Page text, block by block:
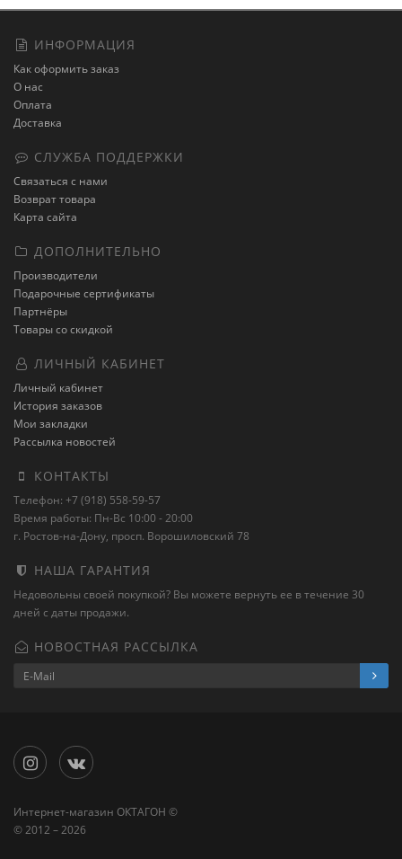
ИНФОРМАЦИЯ
Как оформить заказ
О нас
Оплата
Доставка
СЛУЖБА ПОДДЕРЖКИ
Связаться с нами
Возврат товара
Карта сайта
ДОПОЛНИТЕЛЬНО
Производители
Подарочные сертификаты
Партнёры
Товары со скидкой
ЛИЧНЫЙ КАБИНЕТ
Личный кабинет
История заказов
Мои закладки
Рассылка новостей
КОНТАКТЫ
Телефон: +7 (918) 558-59-57
Время работы: Пн-Вс 10:00 - 20:00
г. Ростов-на-Дону, просп. Ворошиловский 78
НАША ГАРАНТИЯ
Недовольны своей покупкой? Вы можете вернуть ее в течение 30
дней с даты продажи.
НОВОСТНАЯ РАССЫЛКА
Интернет-магазин ОКТАГОН ©
© 2012 – 2026